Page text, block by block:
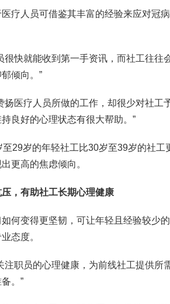
疗人员可借鉴其丰富的经验来应对冠
很快就能收到第一手资讯，而社工往往
倾向。”
扬医疗人员所做的工作，却很少对社工
良好的心理状态有很大帮助。”
29岁的年轻社工比30岁至39岁的社
更高的焦虑倾向。
，有助社工长期心理健康
何变得更坚韧，可让年轻且经验较少
态度。
注职员的心理健康，为前线社工提供所
。”